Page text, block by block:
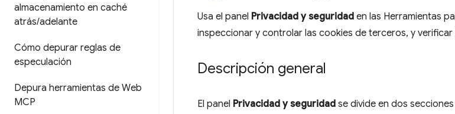
almacenamiento en caché
atrás/adelante
Cómo depurar reglas de
especulación
Depura herramientas de Web
MCP
Usa el panel Privacidad y seguridad en las Herramientas
inspeccionar y controlar las cookies de terceros, y verificar
Descripción general
El panel Privacidad y seguridad se divide en dos